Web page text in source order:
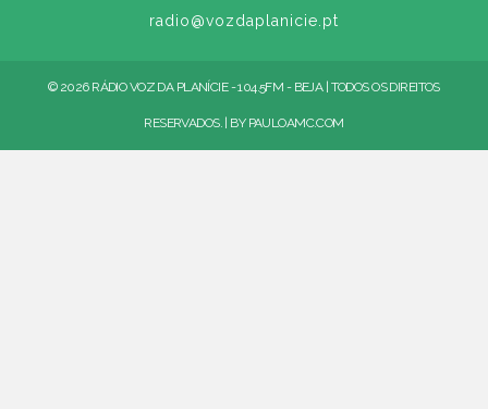
radio@vozdaplanicie.pt
© 2026 RÁDIO VOZ DA PLANÍCIE - 104.5FM - BEJA | TODOS OS DIREITOS
RESERVADOS. | BY PAULOAMC.COM